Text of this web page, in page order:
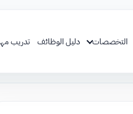
التخصصات دليل الوظائف تدريب